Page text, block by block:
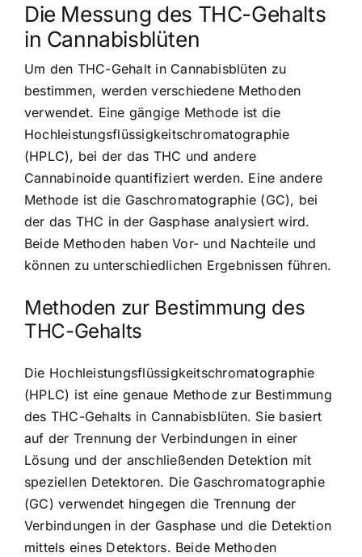
Die Messung des THC-Gehalts
in Cannabisblüten
Um den THC-Gehalt in Cannabisblüten zu
bestimmen, werden verschiedene Methoden
verwendet. Eine gängige Methode ist die
Hochleistungsflüssigkeitschromatographie
(HPLC), bei der das THC und andere
Cannabinoide quantifiziert werden. Eine andere
Methode ist die Gaschromatographie (GC), bei
der das THC in der Gasphase analysiert wird.
Beide Methoden haben Vor- und Nachteile und
können zu unterschiedlichen Ergebnissen führen.
Methoden zur Bestimmung des
THC-Gehalts
Die Hochleistungsflüssigkeitschromatographie
(HPLC) ist eine genaue Methode zur Bestimmung
des THC-Gehalts in Cannabisblüten. Sie basiert
auf der Trennung der Verbindungen in einer
Lösung und der anschließenden Detektion mit
speziellen Detektoren. Die Gaschromatographie
(GC) verwendet hingegen die Trennung der
Verbindungen in der Gasphase und die Detektion
mittels eines Detektors. Beide Methoden